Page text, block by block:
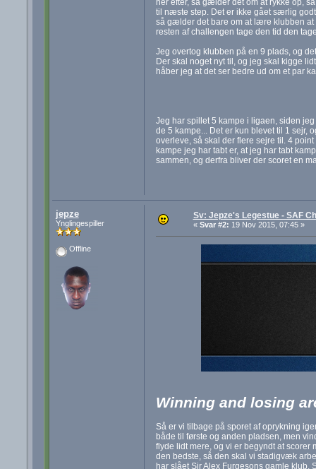
til næste step. Det er ikke gået særlig
så gælder det bare om at lære klubben at
resten af challengen tage den tid den
Jeg overtog klubben på en 9 plads, og
Der skal noget nyt til, og jeg skal kigge
håber jeg at det ser bedre ud om et par
Jeg har spillet 5 kampe i ligaen, siden
de 5 kampe... Det er kun blevet til 1 sejr,
overleve, så skal der flere sejre til. 4
kampe jeg har tabt er, at jeg har tabt
sammen, og derfra bliver der scoret en
jepze
Ynglingespiller
Offline
Sv: Jepze's Legestue - SAF
« Svar #2: 19 Nov 2015, 07:45 »
Winning and losing
Så er vi tilbage på sporet af oprykning
både til første og anden pladsen, men
flyde lidt mere, og vi er begyndt at scorer
den bedste, så den skal vi stadigvæk
har slået Sir Alex Furgesons gamle klub,